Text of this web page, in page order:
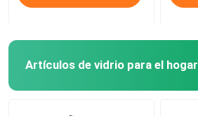
Artículos de vidrio para el hogar